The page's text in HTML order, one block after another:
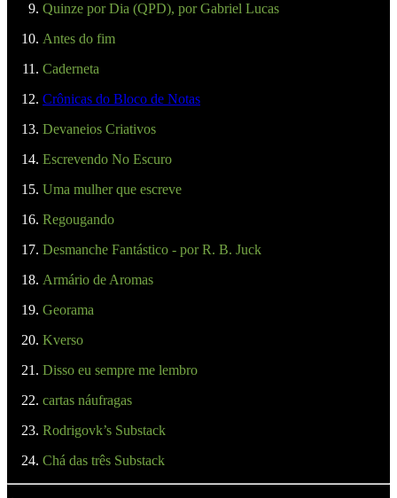
Quinze por Dia (QPD), por Gabriel Lucas
Antes do fim
Caderneta
Crônicas do Bloco de Notas
Devaneios Criativos
Escrevendo No Escuro
Uma mulher que escreve
Regougando
Desmanche Fantástico - por R. B. Juck
Armário de Aromas
Georama
Kverso
Disso eu sempre me lembro
cartas náufragas
Rodrigovk’s Substack
Chá das três Substack